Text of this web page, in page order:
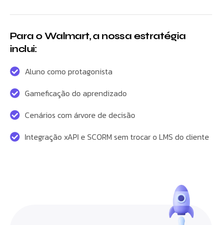
Para o Walmart, a nossa estratégia
inclui:
Aluno como protagonista
Gameficação do aprendizado
Cenários com árvore de decisão
Integração xAPI e SCORM sem trocar o LMS do cliente